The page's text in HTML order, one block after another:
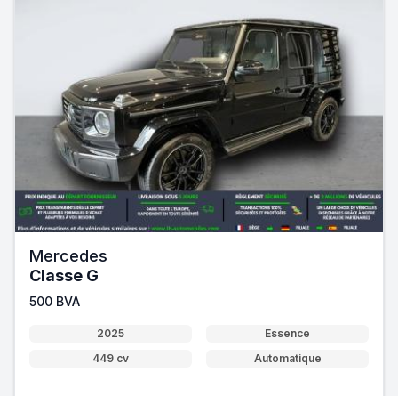
Mercedes
Classe G
500 BVA
2025
Essence
449 cv
Automatique